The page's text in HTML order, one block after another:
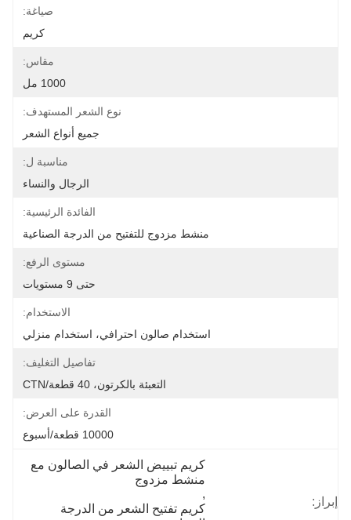
صياغة:
كريم
مقاس:
1000 مل
نوع الشعر المستهدف:
جميع أنواع الشعر
مناسبة ل:
الرجال والنساء
الفائدة الرئيسية:
منشط مزدوج للتفتيح من الدرجة الصناعية
مستوى الرفع:
حتى 9 مستويات
الاستخدام:
استخدام صالون احترافي، استخدام منزلي
تفاصيل التغليف:
التعبئة بالكرتون، 40 قطعة/CTN
القدرة على العرض:
10000 قطعة/أسبوع
إبراز:
كريم تبييض الشعر في الصالون مع
منشط مزدوج
,
كريم تفتيح الشعر من الدرجة